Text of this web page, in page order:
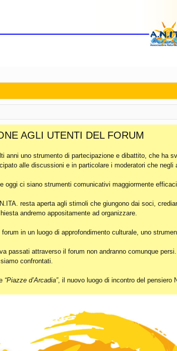
AGLI UTENTI DEL FORUM
anni uno strumento di partecipazione e dibattito, che
alle discussioni e in particolare i moderatori che
oggi ci siano strumenti comunicativi maggiormente
resta aperta agli stimoli che giungono dai soci,
andremo appositamente ad organizzare.
in un luogo di approfondimento culturale, uno
passati attraverso il forum non andranno comunque
confrontati.
“Piazze d’Arcadia”, il nuovo luogo di incontro del pensiero